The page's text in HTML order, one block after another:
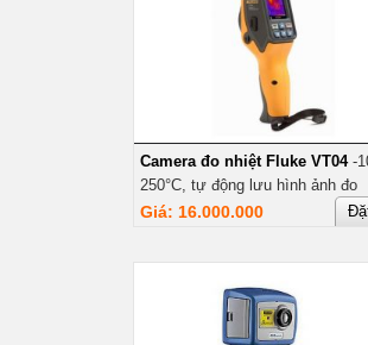
Camera đo nhiệt Fluke VT04-
250°C, tự động lưu hình ảnh đo
Giá: 16.000.000